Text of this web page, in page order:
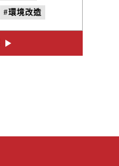
#環境改造